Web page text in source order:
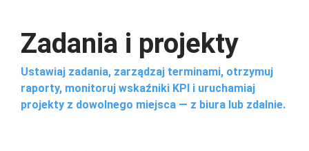
Zadania i projekty
Ustawiaj zadania, zarządzaj terminami, otrzymuj
raporty, monitoruj wskaźniki KPI i uruchamiaj
projekty z dowolnego miejsca — z biura lub zdalnie.